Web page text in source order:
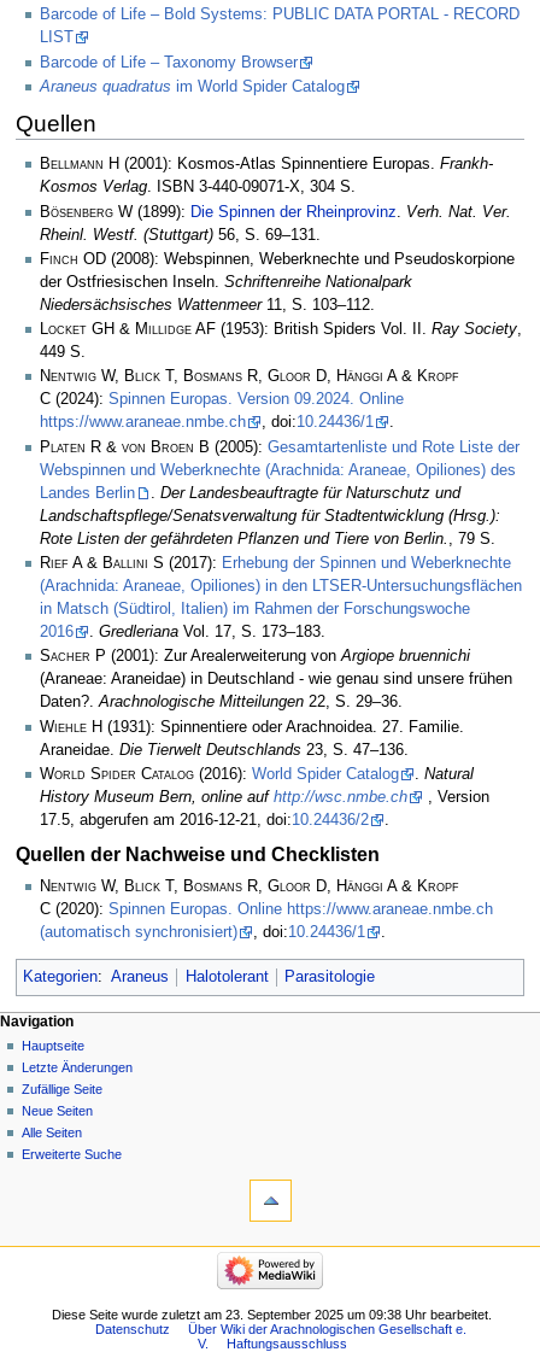
Barcode of Life – Bold Systems: PUBLIC DATA PORTAL - RECORD
LIST
Barcode of Life – Taxonomy Browser
Araneus quadratus im World Spider Catalog
Quellen
Bellmann H (2001): Kosmos-Atlas Spinnentiere Europas. Frankh-
Kosmos Verlag. ISBN 3-440-09071-X, 304 S.
Bösenberg W (1899): Die Spinnen der Rheinprovinz
Verh. Nat. Ver.
Rheinl. Westf. (Stuttgart) 56, S. 69–131.
Finch OD (2008): Webspinnen, Weberknechte und Pseudoskorpione
der Ostfriesischen Inseln. Schriftenreihe Nationalpark
Niedersächsisches Wattenmeer11, S. 103–112.
Locket GH & Millidge AF (1953): British Spiders Vol. II. Ray Society,
449 S.
Nentwig W, Blick T, Bosmans R, Gloor D, Hänggi A & Kropf
C (2024): Spinnen Europas. Version 09.2024. Online
https://www.araneae.nmbe.ch
, doi:10.24436/1
.
Platen R & von Broen B (2005): Gesamtartenliste und Rote Liste der
Webspinnen und Weberknechte (Arachnida: Araneae, Opiliones) des
Landes Berlin
Der Landesbeauftragte für Naturschutz und
Landschaftspflege/Senatsverwaltung für Stadtentwicklung (Hrsg.):
Rote Listen der gefährdeten Pflanzen und Tiere von Berlin.
, 79 S.
Rief A & Ballini S (2017): Erhebung der Spinnen und Weberknechte
(Arachnida: Araneae, Opiliones) in den LTSER-Untersuchungsflächen
in Matsch (Südtirol, Italien) im Rahmen der Forschungswoche
2016
. Gredleriana Vol. 17, S. 173–183.
Sacher P (2001): Zur Arealerweiterung vonArgiope bruennichi
(Araneae: Araneidae) in Deutschland - wie genau sind unsere frühen
Daten?.Arachnologische Mitteilungen 22, S. 29–36.
Wiehle H (1931): Spinnentiere oder Arachnoidea. 27. Familie.
Araneidae. Die Tierwelt Deutschlands 23, S. 47–136.
World Spider Catalog (2016): World Spider Catalog
Natural
History Museum Bern, online auf http://wsc.nmbe.ch
, Version
17.5, abgerufen am 2016-12-21, doi:10.24436/2
Quellen der Nachweise und Checklisten
Nentwig W, Blick T, Bosmans R, Gloor D, Hänggi A & Kropf
C (2020): Spinnen Europas. Online https://www.araneae.nmbe.ch
(automatisch synchronisiert)
, doi:10.24436/1
Kategorien: Araneus Halotolerant Parasitologie
Navigation
Hauptseite
Letzte Änderungen
Zufällige Seite
Neue Seiten
Alle Seiten
Erweiterte Suche
Diese Seite wurde zuletzt am 23. September 2025 um 09:38 Uhr bearbeitet.
Datenschutz
Über Wiki der Arachnologischen Gesellschaft e.
V.
Haftungsausschluss